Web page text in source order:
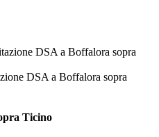
DSA a Boffalora sopra
Ticino